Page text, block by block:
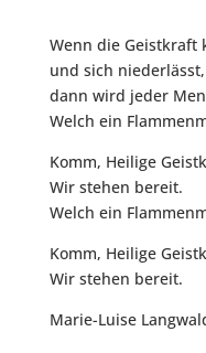
Wenn die Geistkraft
und sich niederlässt,
dann wird jeder
Welch ein
Komm, Heilige
Wir stehen bereit.
Welch ein
Komm, Heilige
Wir stehen bereit.
Marie-Luise